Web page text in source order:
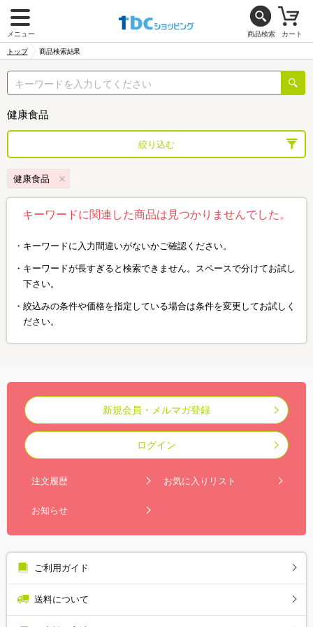
メニュー 商品検索 カート
トップ 商品検索結果
健康食品
絞り込む
健康食品
キーワードに関連した商品は見つかりませんでした。
キーワードに入力間違いがないかご確認ください。
キーワードが長すぎると検索できません。スペースで分けてお試し
下さい。
絞込みの条件や価格を指定している場合は条件を変更してお試しく
ださい。
新規会員・メルマガ登録
ログイン
注文履歴 お気に入りリスト
お知らせ
ご利用ガイド
送料について